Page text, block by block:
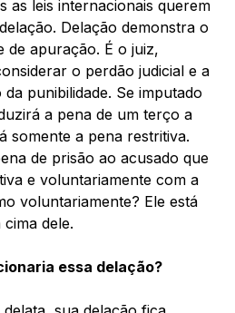
as leis internacionais querem
Delação demonstra o
de apuração. É o juiz,
o perdão judicial e a
punibilidade. Se imputado
a pena de um terço a
somente a pena restritiva.
de prisão ao acusado que
e voluntariamente com a
voluntariamente? Ele está
dele.
essa delação?